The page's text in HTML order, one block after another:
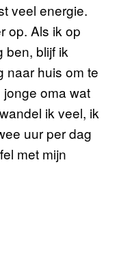
veel energie.
op. Als ik op
ben, blijf ik
naar huis om te
oma wat
ik veel, ik
uur per dag
met mijn